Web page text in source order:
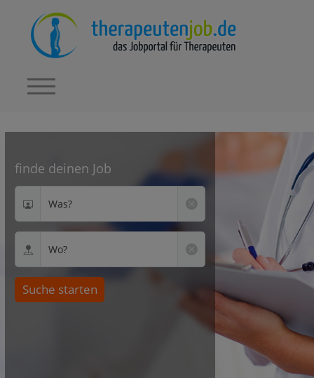
finde deinen Job
Was?
Wo?
Suche starten